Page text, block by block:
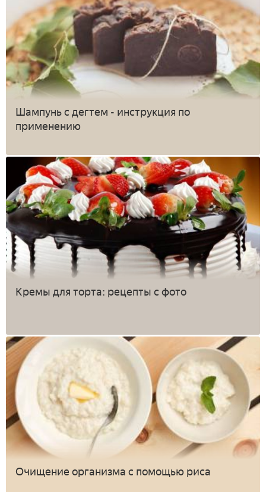
Шампунь с дегтем - инструкция по
применению
Кремы для торта: рецепты с фото
Очищение организма с помощью риса